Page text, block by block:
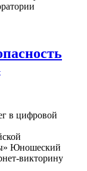
Юношеский
викторину